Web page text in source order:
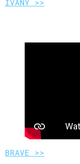
BRAVE >>